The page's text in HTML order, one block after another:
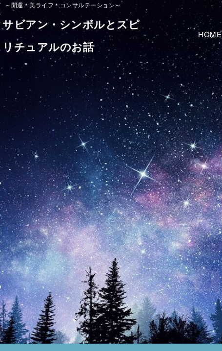
～開運＊美ライフ＊コンサルテーション～
サビアン・シンボルとスピ
リチュアルのお話
HOME